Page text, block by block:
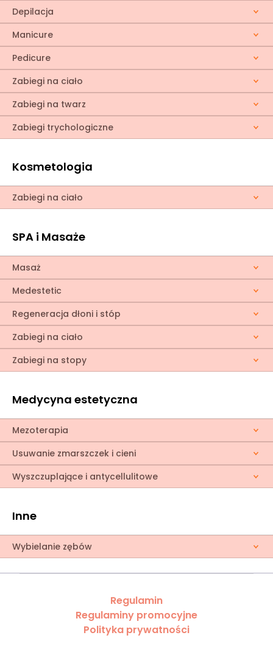
Depilacja
Manicure
Pedicure
Zabiegi na ciało
Zabiegi na twarz
Zabiegi trychologiczne
Kosmetologia
Zabiegi na ciało
SPA i Masaże
Masaż
Medestetic
Regeneracja dłoni i stóp
Zabiegi na ciało
Zabiegi na stopy
Medycyna estetyczna
Mezoterapia
Usuwanie zmarszczek i cieni
Wyszczuplające i antycellulitowe
Inne
Wybielanie zębów
Regulamin
Regulaminy promocyjne
Polityka prywatności